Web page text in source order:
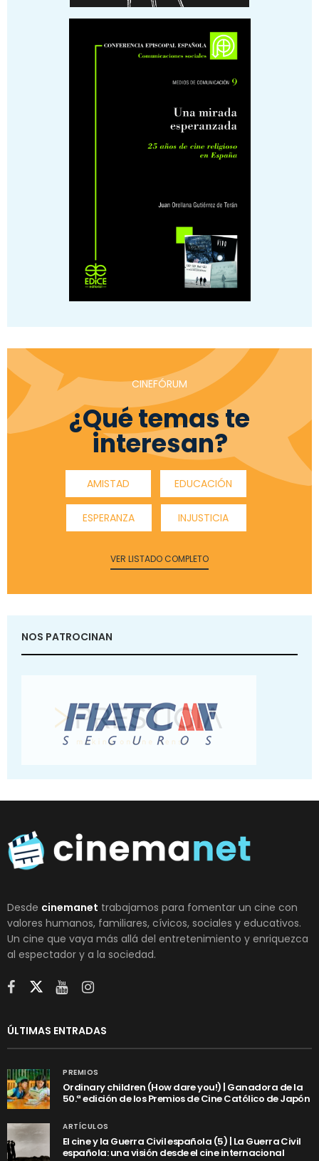
CINEFÓRUM
¿Qué temas te
interesan?
AMISTAD EDUCACIÓN
ESPERANZA INJUSTICIA
VER LISTADO COMPLETO
NOS PATROCINAN
Desde cinemanet trabajamos para fomentar un cine con
valores humanos, familiares, cívicos, sociales y educativos.
Un cine que vaya más allá del entretenimiento y enriquezca
al espectador y a la sociedad.
ÚLTIMAS ENTRADAS
PREMIOS
Ordinary children (How dare you!) | Ganadora de la
50.ª edición de los Premios de Cine Católico de Japón
ARTÍCULOS
El cine y la Guerra Civil española (5) | La Guerra Civil
española: una visión desde el cine internacional